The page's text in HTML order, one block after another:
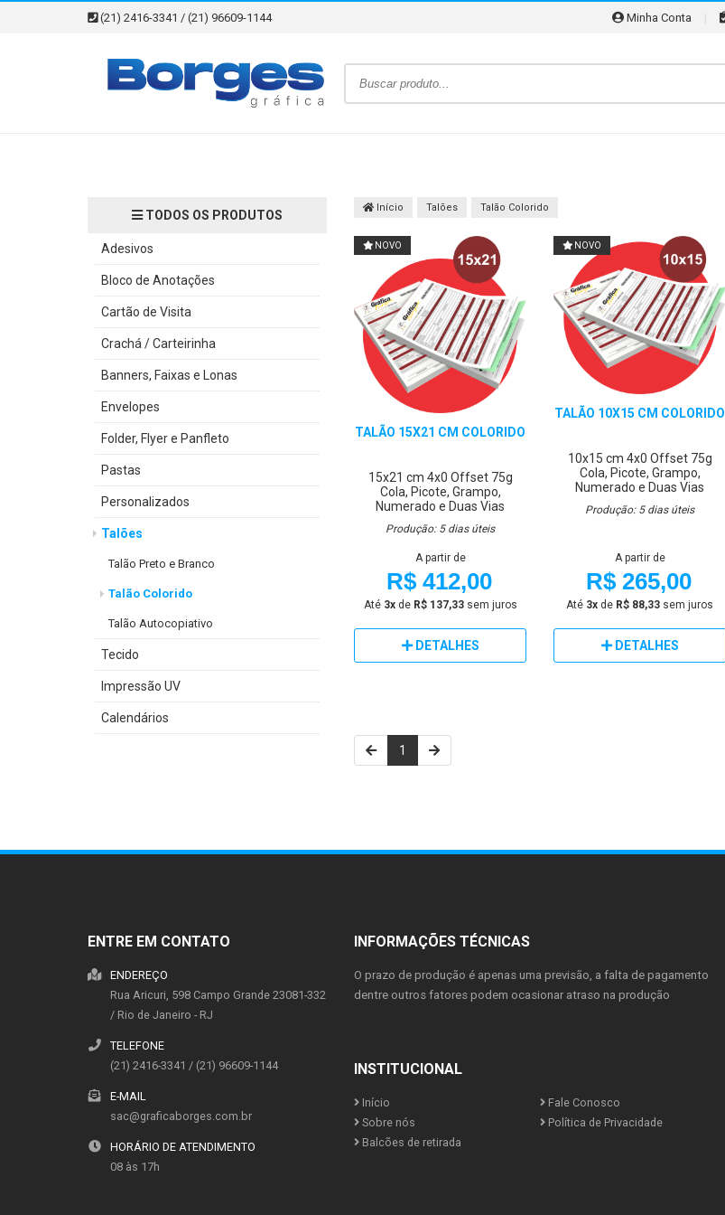
(21) 2416-3341 / (21) 96609-1144 Minha Conta
TODOS OS PRODUTOS
Adesivos
Bloco de Anotações
Cartão de Visita
Crachá / Carteirinha
Banners, Faixas e Lonas
Envelopes
Folder, Flyer e Panfleto
Pastas
Personalizados
Talões
Talão Preto e Branco
Talão Colorido
Talão Autocopiativo
Tecido
Impressão UV
Calendários
Início Talões Talão Colorido
NOVO
TALÃO 15X21 CM COLORIDO
15x21 cm 4x0 Offset 75g
Cola, Picote, Grampo,
Numerado e Duas Vias
Produção: 5 dias úteis
A partir de
R$ 412,00
Até 3xde R$ 137,33sem juros
DETALHES
NOVO
TALÃO 10X15 CM COLORIDO
10x15 cm 4x0 Offset 75g
Cola, Picote, Grampo,
Numerado e Duas Vias
Produção: 5 dias úteis
A partir de
R$ 265,00
Até 3x de R$ 88,33 sem juros
DETALHES
1
ENTRE EM CONTATO
ENDEREÇO
Rua Aricuri, 598 Campo Grande 23081-332
/ Rio de Janeiro - RJ
TELEFONE
(21) 2416-3341 / (21) 96609-1144
E-MAIL
sac@graficaborges.com.br
HORÁRIO DE ATENDIMENTO
08 às 17h
INFORMAÇÕES TÉCNICAS
O prazo de produção é apenas uma previsão, a falta de pagamento
dentre outros fatores podem ocasionar atraso na produção
INSTITUCIONAL
Início
Fale Conosco
Sobre nós
Política de Privacidade
Balcões de retirada